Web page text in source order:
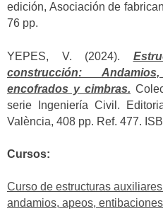
edición, Asociación de
76 pp.
YEPES, V. (2024).
construcción:
encofrados y cimbras.
serie Ingeniería Civil.
València, 408 pp. Ref. 477.
Cursos:
Curso de estructuras
andamios, apeos,